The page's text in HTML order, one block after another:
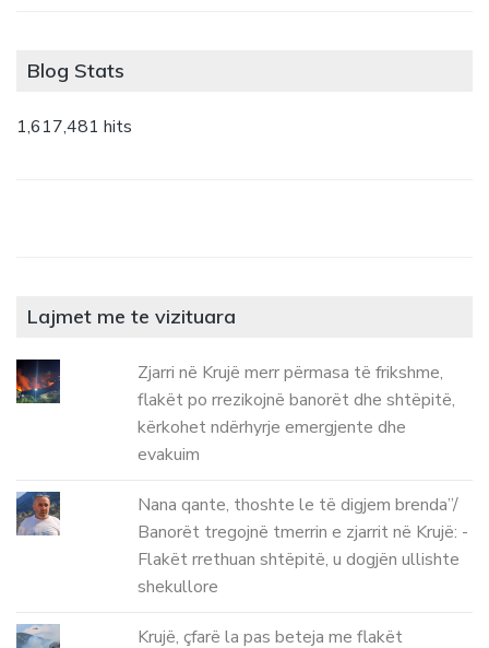
Blog Stats
1,617,481 hits
Lajmet me te vizituara
Zjarri në Krujë merr përmasa të frikshme,
flakët po rrezikojnë banorët dhe shtëpitë,
kërkohet ndërhyrje emergjente dhe
evakuim
Nana qante, thoshte le të digjem brenda”/
Banorët tregojnë tmerrin e zjarrit në Krujë: -
Flakët rrethuan shtëpitë, u dogjën ullishte
shekullore
Krujë, çfarë la pas beteja me flakët